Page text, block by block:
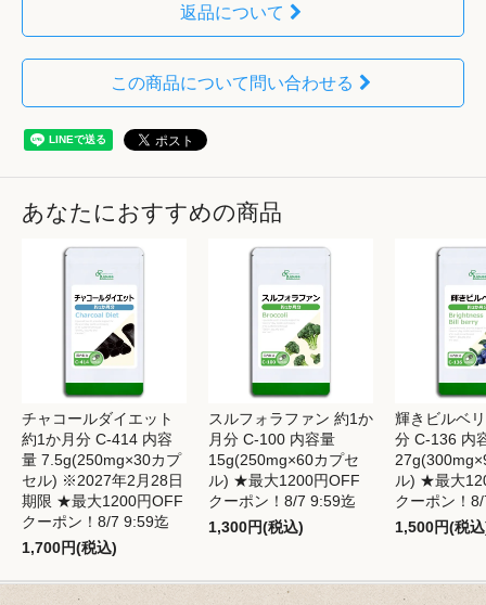
返品について
この商品について問い合わせる
あなたにおすすめの商品
チャコールダイエット
約1か月分 C-414 内容
量 7.5g(250mg×30カプ
セル) ※2027年2月28日
期限 ★最大1200円OFF
クーポン！8/7 9:59迄
1,700円(税込)
スルフォラファン 約1か
月分 C-100 内容量
15g(250mg×60カプセ
ル) ★最大1200円OFF
クーポン！8/7 9:59迄
1,300円(税込)
輝きビルベ
分 C-136 内
ル) ★最大
クーポン！
1,500円(税